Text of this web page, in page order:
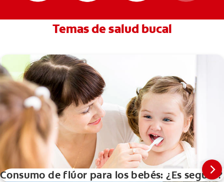
Temas de salud bucal
Consumo de flúor para los bebés: ¿Es seguro?